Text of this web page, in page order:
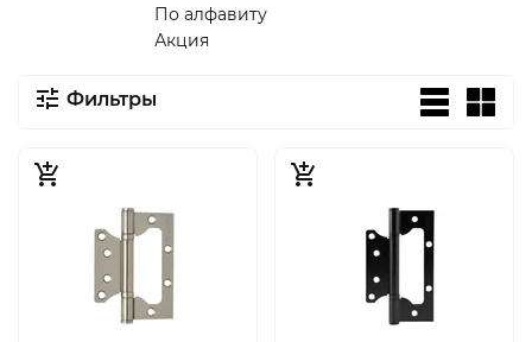
По алфавиту
Акция
Фильтры